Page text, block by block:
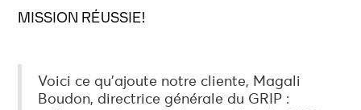
MISSION RÉUSSIE!
Voici ce qu’ajoute notre cliente, Magali
Boudon, directrice générale du GRIP :